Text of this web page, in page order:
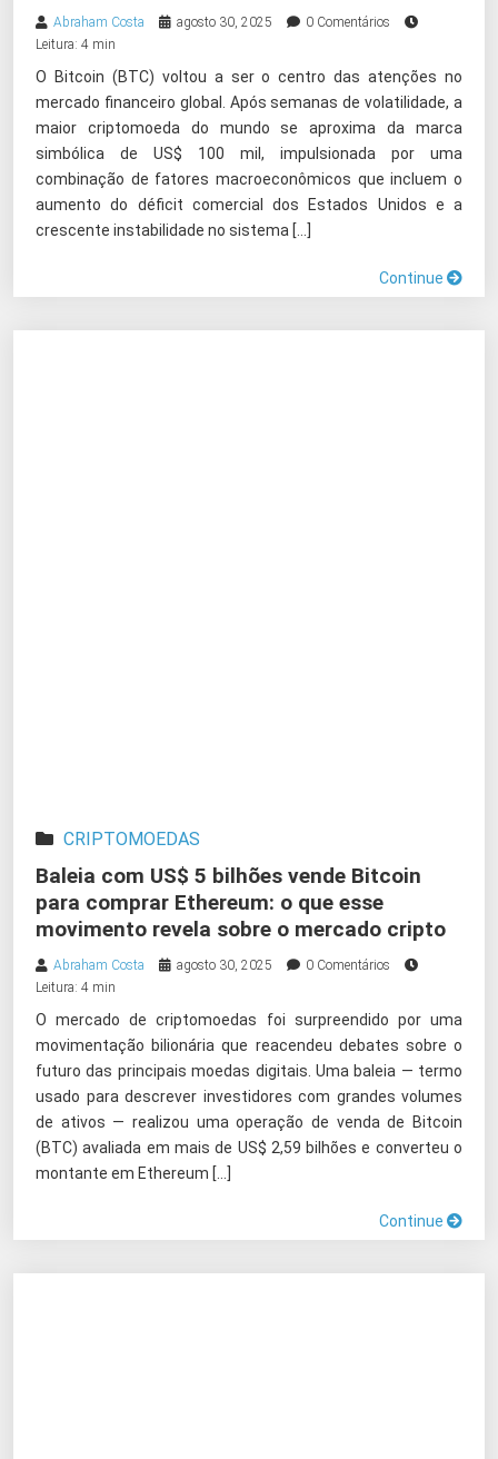
Abraham Costa agosto 30, 2025
0 Comentários
Leitura: 4 min
O Bitcoin (BTC) voltou a ser o centro das atenções no
mercado financeiro global. Após semanas de volatilidade, a
maior criptomoeda do mundo se aproxima da marca
simbólica de US$ 100 mil, impulsionada por uma
combinação de fatores macroeconômicos que incluem o
aumento do déficit comercial dos Estados Unidos e a
crescente instabilidade no sistema […]
Continue
CRIPTOMOEDAS
Baleia com US$ 5 bilhões vende Bitcoin
para comprar Ethereum: o que esse
movimento revela sobre o mercado cripto
Abraham Costa agosto 30, 2025
0 Comentários
Leitura: 4 min
O mercado de criptomoedas foi surpreendido por uma
movimentação bilionária que reacendeu debates sobre o
futuro das principais moedas digitais. Uma baleia — termo
usado para descrever investidores com grandes volumes
de ativos — realizou uma operação de venda de Bitcoin
(BTC) avaliada em mais de US$ 2,59 bilhões e converteu o
montante em Ethereum […]
Continue